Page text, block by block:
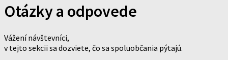
Otázky a odpovede
Vážení návštevníci,
v tejto sekcii sa dozviete, čo sa spoluobčania pýtajú.